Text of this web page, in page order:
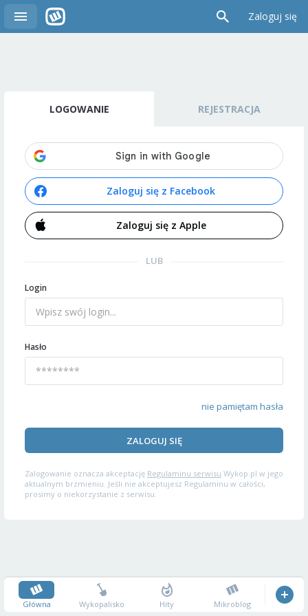
Zaloguj się
LOGOWANIE REJESTRACJA
Zaloguj się z Facebook
Zaloguj się z Apple
LUB
Login
Hasło
nie pamiętam hasła
ZALOGUJ SIĘ
Zalogowanie oznacza akceptację Regulaminu serwisu Wykop.pl w jego
aktualnym brzmieniu. Jeśli nie akceptujesz Regulaminu w całości,
prosimy o niekorzystanie z serwisu.
Główna Wykopalisko Hity Mikroblog